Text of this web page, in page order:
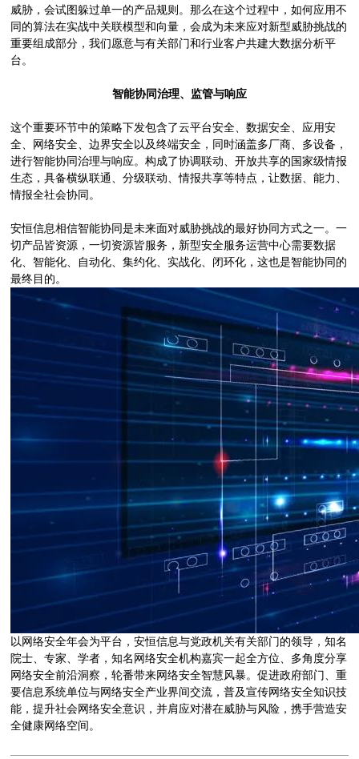
威胁，会试图躲过单一的产品规则。那么在这个过程中，如何应用不
同的算法在实战中关联模型和向量，会成为未来应对新型威胁挑战的
重要组成部分，我们愿意与有关部门和行业客户共建大数据分析平
台。
智能协同治理、监管与响应
这个重要环节中的策略下发包含了云平台安全、数据安全、应用安
全、网络安全、边界安全以及终端安全，同时涵盖多厂商、多设备，
进行智能协同治理与响应。构成了协调联动、开放共享的国家级情报
生态，具备横纵联通、分级联动、情报共享等特点，让数据、能力、
情报全社会协同。
安恒信息相信智能协同是未来面对威胁挑战的最好协同方式之一。一
切产品皆资源，一切资源皆服务，新型安全服务运营中心需要数据
化、智能化、自动化、集约化、实战化、闭环化，这也是智能协同的
最终目的。
以网络安全年会为平台，安恒信息与党政机关有关部门的领导，知名
院士、专家、学者，知名网络安全机构嘉宾一起全方位、多角度分享
网络安全前沿洞察，轮番带来网络安全智慧风暴。促进政府部门、重
要信息系统单位与网络安全产业界间交流，普及宣传网络安全知识技
能，提升社会网络安全意识，并肩应对潜在威胁与风险，携手营造安
全健康网络空间。